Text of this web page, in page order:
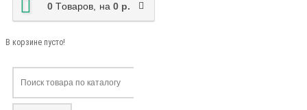
0 Tоваров, на 0 р.
В корзине пусто!